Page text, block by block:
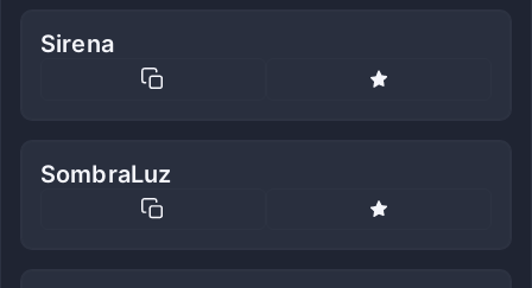
Sirena
SombraLuz